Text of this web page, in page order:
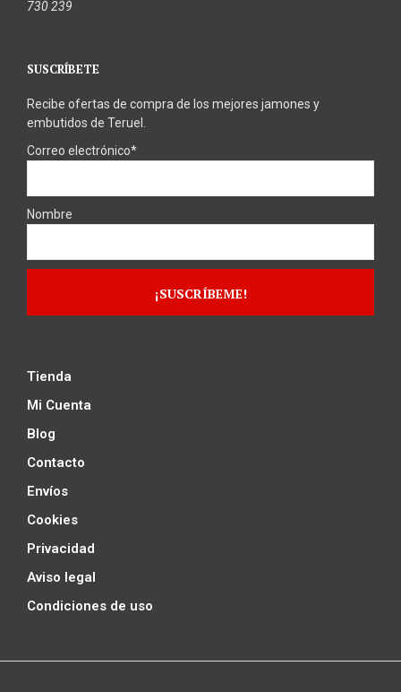
730 239
SUSCRÍBETE
Recibe ofertas de compra de los mejores jamones y
embutidos de Teruel.
Correo electrónico*
Nombre
Tienda
Mi Cuenta
Blog
Contacto
Envíos
Cookies
Privacidad
Aviso legal
Condiciones de uso